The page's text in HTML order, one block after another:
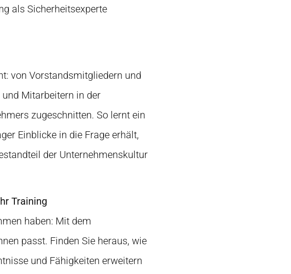
als Sicherheitsexperte
von Vorstandsmitgliedern und
Mitarbeitern in der
zugeschnitten. So lernt ein
Einblicke in die Frage erhält,
der Unternehmenskultur
Training
haben: Mit dem
passt. Finden Sie heraus, wie
und Fähigkeiten erweitern